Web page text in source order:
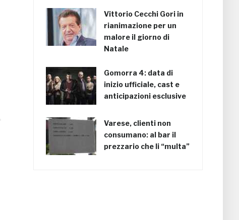
Vittorio Cecchi Gori in
rianimazione per un
malore il giorno di
Natale
Gomorra 4: data di
inizio ufficiale, cast e
anticipazioni esclusive
Varese, clienti non
consumano: al bar il
prezzario che li “multa”